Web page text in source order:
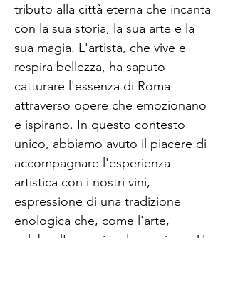
tributo alla città eterna che incanta
con la sua storia, la sua arte e la
sua magia. L'artista, che vive e
respira bellezza, ha saputo
catturare l'essenza di Roma
attraverso opere che emozionano
e ispirano. In questo contesto
unico, abbiamo avuto il piacere di
accompagnare l'esperienza
artistica con i nostri vini,
espressione di una tradizione
enologica che, come l'arte,
celebra l'armonia e la passione. Un